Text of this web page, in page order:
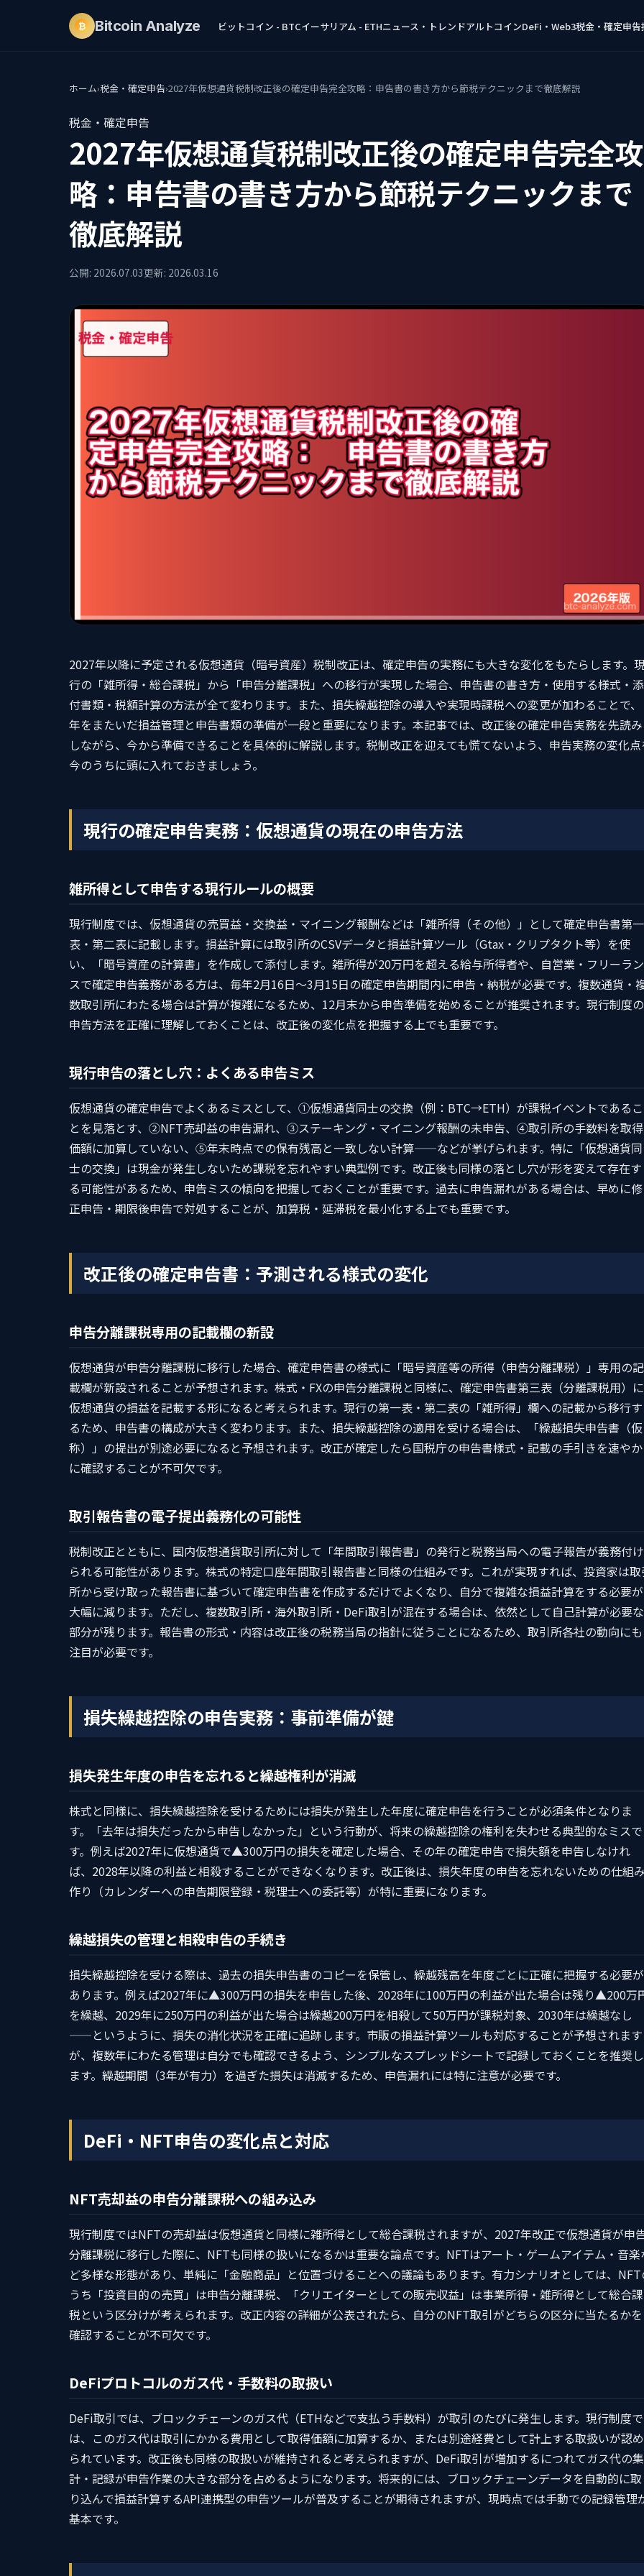
₿ Bitcoin Analyze ビットコイン - BTCイーサリアム - ETHニュース・トレンドアルトコインDeFi・Web3税金・確定申告
ホーム›税金・確定申告›2027年仮想通貨税制改正後の確定申告完全攻略：申告書の書き方から節税テクニックまで徹底解説
税金・確定申告
2027年仮想通貨税制改正後の確定申告完全攻
略：申告書の書き方から節税テクニックまで
徹底解説
公開: 2026.07.03更新: 2026.03.16
2027年以降に予定される仮想通貨（暗号資産）税制改正は、確定申告の実務にも大きな変化をもたらします。
行の「雑所得・総合課税」から「申告分離課税」への移行が実現した場合、申告書の書き方・使用する様式・添
付書類・税額計算の方法が全て変わります。また、損失繰越控除の導入や実現時課税への変更が加わることで、
年をまたいだ損益管理と申告書類の準備が一段と重要になります。本記事では、改正後の確定申告実務を先読み
しながら、今から準備できることを具体的に解説します。税制改正を迎えても慌てないよう、申告実務の変化
今のうちに頭に入れておきましょう。
現行の確定申告実務：仮想通貨の現在の申告方法
雑所得として申告する現行ルールの概要
現行制度では、仮想通貨の売買益・交換益・マイニング報酬などは「雑所得（その他）」として確定申告書第一
表・第二表に記載します。損益計算には取引所のCSVデータと損益計算ツール（Gtax・クリプタクト等）を使
い、「暗号資産の計算書」を作成して添付します。雑所得が20万円を超える給与所得者や、自営業・フリーラン
スで確定申告義務がある方は、毎年2月16日〜3月15日の確定申告期間内に申告・納税が必要です。複数通貨・
数取引所にわたる場合は計算が複雑になるため、12月末から申告準備を始めることが推奨されます。現行制度の
申告方法を正確に理解しておくことは、改正後の変化点を把握する上でも重要です。
現行申告の落とし穴：よくある申告ミス
仮想通貨の確定申告でよくあるミスとして、①仮想通貨同士の交換（例：BTC→ETH）が課税イベントであるこ
とを見落とす、②NFT売却益の申告漏れ、③ステーキング・マイニング報酬の未申告、④取引所の手数料を取得
価額に加算していない、⑤年末時点での保有残高と一致しない計算——などが挙げられます。特に「仮想通貨同
士の交換」は現金が発生しないため課税を忘れやすい典型例です。改正後も同様の落とし穴が形を変えて存在す
る可能性があるため、申告ミスの傾向を把握しておくことが重要です。過去に申告漏れがある場合は、早めに修
正申告・期限後申告で対処することが、加算税・延滞税を最小化する上でも重要です。
改正後の確定申告書：予測される様式の変化
申告分離課税専用の記載欄の新設
仮想通貨が申告分離課税に移行した場合、確定申告書の様式に「暗号資産等の所得（申告分離課税）」専用の記
載欄が新設されることが予想されます。株式・FXの申告分離課税と同様に、確定申告書第三表（分離課税用）に
仮想通貨の損益を記載する形になると考えられます。現行の第一表・第二表の「雑所得」欄への記載から移行す
るため、申告書の構成が大きく変わります。また、損失繰越控除の適用を受ける場合は、「繰越損失申告書（仮
称）」の提出が別途必要になると予想されます。改正が確定したら国税庁の申告書様式・記載の手引きを速やか
に確認することが不可欠です。
取引報告書の電子提出義務化の可能性
税制改正とともに、国内仮想通貨取引所に対して「年間取引報告書」の発行と税務当局への電子報告が義務付け
られる可能性があります。株式の特定口座年間取引報告書と同様の仕組みです。これが実現すれば、投資家は
所から受け取った報告書に基づいて確定申告書を作成するだけでよくなり、自分で複雑な損益計算をする必要が
大幅に減ります。ただし、複数取引所・海外取引所・DeFi取引が混在する場合は、依然として自己計算が必要な
部分が残ります。報告書の形式・内容は改正後の税務当局の指針に従うことになるため、取引所各社の動向にも
注目が必要です。
損失繰越控除の申告実務：事前準備が鍵
損失発生年度の申告を忘れると繰越権利が消滅
株式と同様に、損失繰越控除を受けるためには損失が発生した年度に確定申告を行うことが必須条件となりま
す。「去年は損失だったから申告しなかった」という行動が、将来の繰越控除の権利を失わせる典型的なミスで
す。例えば2027年に仮想通貨で▲300万円の損失を確定した場合、その年の確定申告で損失額を申告しなけれ
ば、2028年以降の利益と相殺することができなくなります。改正後は、損失年度の申告を忘れないための仕組
作り（カレンダーへの申告期限登録・税理士への委託等）が特に重要になります。
繰越損失の管理と相殺申告の手続き
損失繰越控除を受ける際は、過去の損失申告書のコピーを保管し、繰越残高を年度ごとに正確に把握する必要が
あります。例えば2027年に▲300万円の損失を申告した後、2028年に100万円の利益が出た場合は残り▲200万
を繰越、2029年に250万円の利益が出た場合は繰越200万円を相殺して50万円が課税対象、2030年は繰越なし
——というように、損失の消化状況を正確に追跡します。市販の損益計算ツールも対応することが予想されます
が、複数年にわたる管理は自分でも確認できるよう、シンプルなスプレッドシートで記録しておくことを推奨し
ます。繰越期間（3年が有力）を過ぎた損失は消滅するため、申告漏れには特に注意が必要です。
DeFi・NFT申告の変化点と対応
NFT売却益の申告分離課税への組み込み
現行制度ではNFTの売却益は仮想通貨と同様に雑所得として総合課税されますが、2027年改正で仮想通貨が申
分離課税に移行した際に、NFTも同様の扱いになるかは重要な論点です。NFTはアート・ゲームアイテム・音楽
ど多様な形態があり、単純に「金融商品」と位置づけることへの議論もあります。有力シナリオとしては、
うち「投資目的の売買」は申告分離課税、「クリエイターとしての販売収益」は事業所得・雑所得として総合課
税という区分けが考えられます。改正内容の詳細が公表されたら、自分のNFT取引がどちらの区分に当たるかを
確認することが不可欠です。
DeFiプロトコルのガス代・手数料の取扱い
DeFi取引では、ブロックチェーンのガス代（ETHなどで支払う手数料）が取引のたびに発生します。現行制度で
は、このガス代は取引にかかる費用として取得価額に加算するか、または別途経費として計上する取扱いが認め
られています。改正後も同様の取扱いが維持されると考えられますが、DeFi取引が増加するにつれてガス代の集
計・記録が申告作業の大きな部分を占めるようになります。将来的には、ブロックチェーンデータを自動的に取
り込んで損益計算するAPI連携型の申告ツールが普及することが期待されますが、現時点では手動での記録管理
基本です。